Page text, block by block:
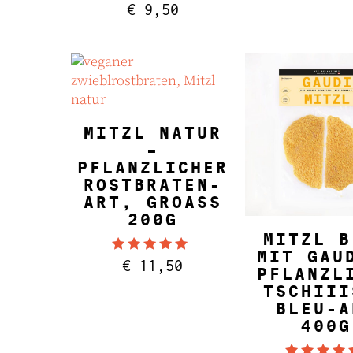
Bewertet mit
4.86
€ 9,50
IN DEN WARENKORB
MITZL NATUR
–
PFLANZLICHER
ROSTBRATEN-
ART, GROASS 2
00G
Bewertet mit
4.88
€ 11,50
IN DEN
MITZL
MIT
BLEU-
400G